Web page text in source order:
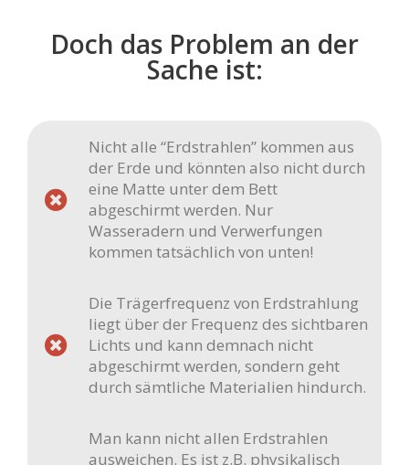
Doch das Problem an der
Sache ist:
Nicht alle “Erdstrahlen” kommen aus
der Erde und könnten also nicht durch
eine Matte unter dem Bett
abgeschirmt werden. Nur
Wasseradern und Verwerfungen
kommen tatsächlich von unten!
Die Trägerfrequenz von Erdstrahlung
liegt über der Frequenz des sichtbaren
Lichts und kann demnach nicht
abgeschirmt werden, sondern geht
durch sämtliche Materialien hindurch.
Man kann nicht allen Erdstrahlen
ausweichen. Es ist z.B. physikalisch